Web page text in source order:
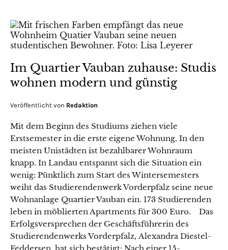
Im Quartier Vauban zuhause: Studis
wohnen modern und günstig
Veröffentlicht von Redaktion
Mit dem Beginn des Studiums ziehen viele
Erstsemester in die erste eigene Wohnung. In den
meisten Unistädten ist bezahlbarer Wohnraum
knapp. In Landau entspannt sich die Situation ein
wenig: Pünktlich zum Start des Wintersemesters
weiht das Studierendenwerk Vorderpfalz seine neue
Wohnanlage Quartier Vauban ein. 173 Studierenden
leben in möblierten Apartments für 300 Euro. Das
Erfolgsversprechen der Geschäftsführerin des
Studierendenwerks Vorderpfalz, Alexandra Diestel-